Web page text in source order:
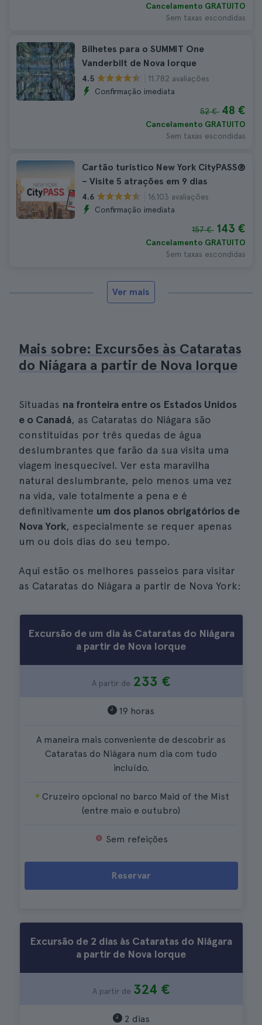
Cancelamento GRATUITO
Sem taxas escondidas
Bilhetes para o SUMMIT One
Vanderbilt de Nova Iorque
4.5
11.782 avaliações
Confirmação imediata
52 € 48 €
Cancelamento GRATUITO
Sem taxas escondidas
Cartão turístico New York CityPASS®
– Visite 5 atrações em 9 dias
4.6
16.103 avaliações
Confirmação imediata
157 € 143 €
Cancelamento GRATUITO
Sem taxas escondidas
Ver mais
Mais sobre: Excursões às Cataratas
do Niágara a partir de Nova Iorque
Situadas na fronteira entre os Estados Unidos
e o Canadá, as Cataratas do Niágara são
constituídas por três quedas de água
deslumbrantes que farão da sua visita uma
viagem inesquecível. Ver esta maravilha
natural deslumbrante, pelo menos uma vez
na vida, vale totalmente a pena e é
definitivamente um dos planos obrigatórios de
Nova York, especialmente se requer apenas
um ou dois dias do seu tempo.
Aqui estão os melhores passeios para visitar
as Cataratas do Niágara a partir de Nova York:
Excursão de um dia às Cataratas do Niágara
a partir de Nova Iorque
A partir de 233 €
19 horas
A maneira mais conveniente de descobrir as
Cataratas do Niágara num dia com tudo
incluído.
Cruzeiro opcional no barco Maid of the Mist
(entre maio e outubro)
Sem refeições
Reservar
Excursão de 2 dias às Cataratas do Niágara
a partir de Nova Iorque
A partir de 324 €
2 dias